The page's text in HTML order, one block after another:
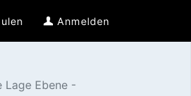
Anmelden
Lage Ebene -